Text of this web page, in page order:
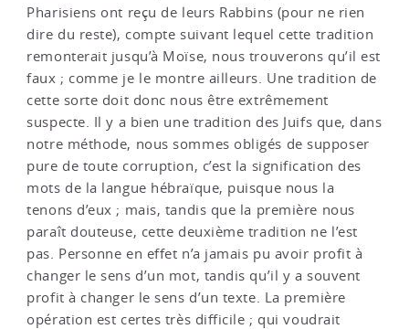
Pharisiens ont reçu de leurs Rabbins (pour ne rien
dire du reste), compte suivant lequel cette tradition
remonterait jusqu’à Moïse, nous trouverons qu’il est
faux ; comme je le montre ailleurs. Une tradition de
cette sorte doit donc nous être extrêmement
suspecte. Il y a bien une tradition des Juifs que, dans
notre méthode, nous sommes obligés de supposer
pure de toute corruption, c’est la signification des
mots de la langue hébraïque, puisque nous la
tenons d’eux ; mais, tandis que la première nous
paraît douteuse, cette deuxième tradition ne l’est
pas. Personne en effet n’a jamais pu avoir profit à
changer le sens d’un mot, tandis qu’il y a souvent
profit à changer le sens d’un texte. La première
opération est certes très difficile ; qui voudrait